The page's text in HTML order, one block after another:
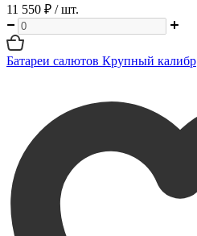
11 550 ₽ / шт.
Батареи салютов Крупный калибр